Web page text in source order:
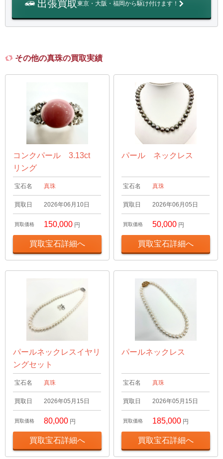
出張買取東京・大阪・福岡から駆け付けます！
その他の真珠の買取実績
コンクパール 3.13ct
リング
宝石名 真珠
買取日 2026年06月10日
買取価格 150,000 円
買取宝石詳細へ
パール ネックレス
宝石名 真珠
買取日 2026年06月05日
買取価格 50,000 円
買取宝石詳細へ
パールネックレスイヤリ
ングセット
宝石名 真珠
買取日 2026年05月15日
買取価格 80,000 円
買取宝石詳細へ
パールネックレス
宝石名 真珠
買取日 2026年05月15日
買取価格 185,000 円
買取宝石詳細へ